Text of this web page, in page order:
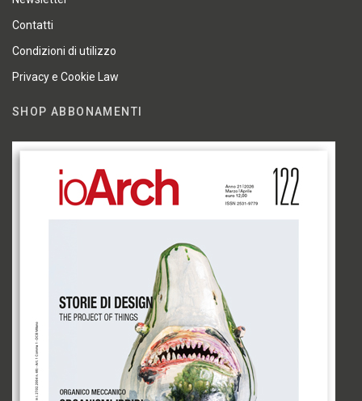
Contatti
Condizioni di utilizzo
Privacy e Cookie Law
SHOP ABBONAMENTI